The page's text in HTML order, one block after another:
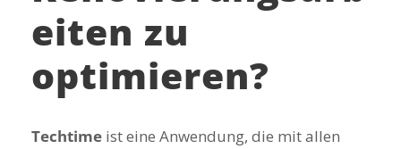
eiten zu
optimieren?
Techtime ist eine Anwendung, die mit allen